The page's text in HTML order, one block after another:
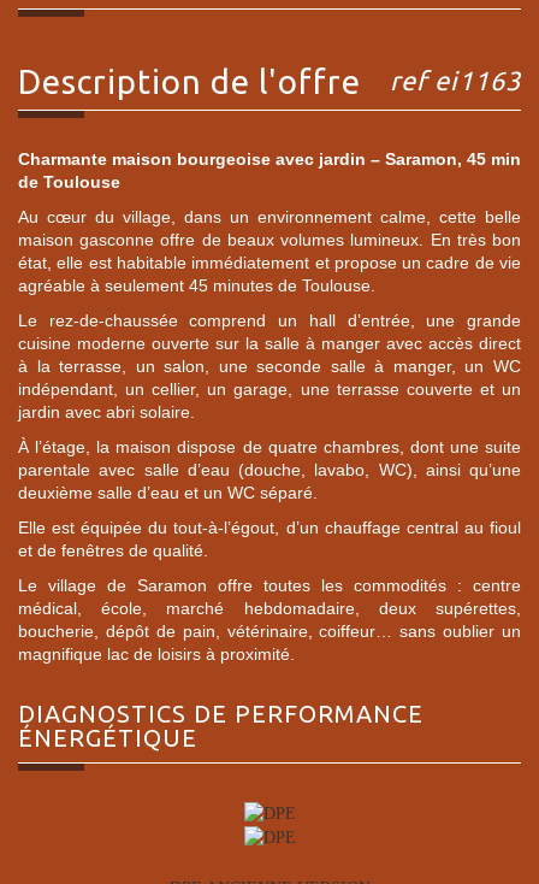
description de l'offre ref ei1163
Charmante maison bourgeoise avec jardin – Saramon, 45 min
de Toulouse
Au cœur du village, dans un environnement calme, cette belle
maison gasconne offre de beaux volumes lumineux. En très bon
état, elle est habitable immédiatement et propose un cadre de vie
agréable à seulement 45 minutes de Toulouse.
Le rez-de-chaussée comprend un hall d’entrée, une grande
cuisine moderne ouverte sur la salle à manger avec accès direct
à la terrasse, un salon, une seconde salle à manger, un WC
indépendant, un cellier, un garage, une terrasse couverte et un
jardin avec abri solaire.
À l’étage, la maison dispose de quatre chambres, dont une suite
parentale avec salle d’eau (douche, lavabo, WC), ainsi qu’une
deuxième salle d’eau et un WC séparé.
Elle est équipée du tout-à-l’égout, d’un chauffage central au fioul
et de fenêtres de qualité.
Le village de Saramon offre toutes les commodités : centre
médical, école, marché hebdomadaire, deux supérettes,
boucherie, dépôt de pain, vétérinaire, coiffeur… sans oublier un
magnifique lac de loisirs à proximité.
DIAGNOSTICS DE PERFORMANCE
ÉNERGÉTIQUE